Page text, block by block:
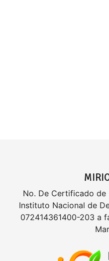
No. De Certificado
Instituto Nacional de
072414361400-203 a